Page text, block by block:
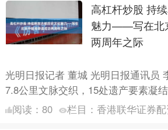
高杠杆炒股 持
魅力——写在北
两周年之际
光明日报记者 董城 光明日报通讯员
7.8公里文脉交织，15处遗产要素凝
力。 2024年7月27日，“北京中轴线
阅读： 80 栏目： 香港联华证券